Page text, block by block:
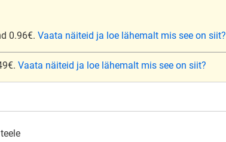
0.96€. Vaata näiteid ja loe lähemalt mis see on siit?
Vaata näiteid ja loe lähemalt mis see on siit?